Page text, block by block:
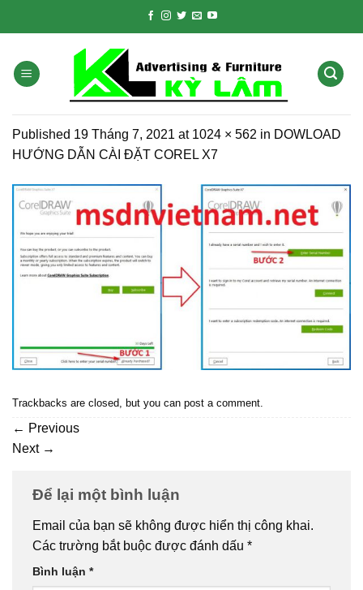
Published 19 Tháng 7, 2021 at 1024 × 562 in DOWLOAD
HƯỚNG DẪN CÀI ĐẶT COREL X7
Trackbacks are closed, but you can post a comment
← Previous
Next →
Để lại một bình luận
Email của bạn sẽ không được hiển thị công khai.
Các trường bắt buộc được đánh dấu *
Bình luận *